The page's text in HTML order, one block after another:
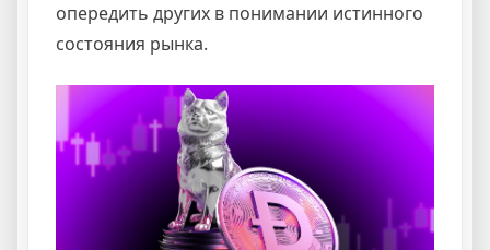
опередить других в понимании истинного
состояния рынка.